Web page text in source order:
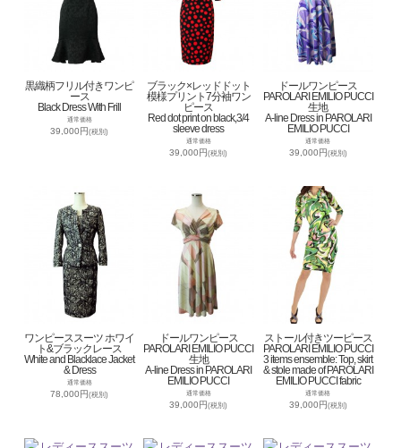
黒織柄フリル付きワンピ
ース
Black Dress With Frill
通常価格
39,000円(税別)
ブラック×レッドドット
模様プリント7分袖ワン
ピース
Red dot print on black,3/4
sleeve dress
通常価格
39,000円(税別)
ドールワンピース
PAROLARI EMILIO PUCCI
生地
A-line Dress in PAROLARI
EMILIO PUCCI
通常価格
39,000円(税別)
ワンピーススーツ ホワイ
ト&ブラックレース
White and Blacklace Jacket
& Dress
通常価格
78,000円(税別)
ドールワンピース
PAROLARI EMILIO PUCCI
生地
A-line Dress in PAROLARI
EMILIO PUCCI
通常価格
39,000円(税別)
ストール付きツーピース
PAROLARI EMILIO PUCCI
3 items ensemble: Top, skirt
& stole made of PAROLARI
EMILIO PUCCI fabric
通常価格
39,000円(税別)